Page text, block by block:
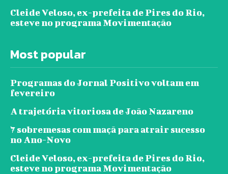
Cleide Veloso, ex-prefeita de Pires do Rio,
esteve no programa Movimentação
Most popular
Programas do Jornal Positivo voltam em
fevereiro
A trajetória vitoriosa de João Nazareno
7 sobremesas com maçã para atrair sucesso
no Ano-Novo
Cleide Veloso, ex-prefeita de Pires do Rio,
esteve no programa Movimentação